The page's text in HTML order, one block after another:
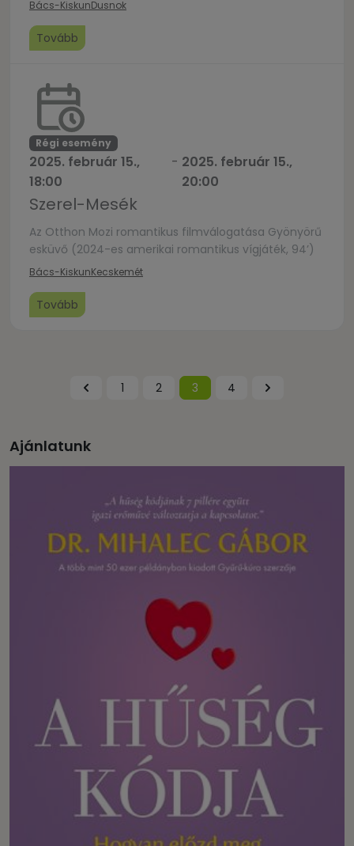
Bács-KiskunDusnok
Tovább
Régi esemény
2025. február 15.,
18:00
- 2025. február 15.,
20:00
Szerel-Mesék
Az Otthon Mozi romantikus filmválogatása Gyönyörű
esküvő (2024-es amerikai romantikus vígjáték, 94’)
Bács-KiskunKecskemét
Tovább
1 2 3 4
Ajánlatunk